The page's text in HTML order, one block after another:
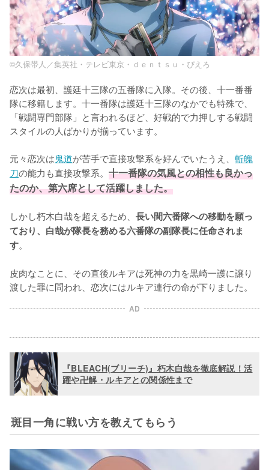
©久保帯人／集英社・テレビ東京・ｄｅｎｔｓｕ・ぴえろ
恋次は最初、護廷十三隊の五番隊に入隊。その後、十一番番
隊に移籍します。十一番隊は護廷十三隊のなかでも特殊で、
「戦闘専門部隊」と言われるほど、好戦的で力押しする戦闘
スタイルの人ばかりが揃っています。
元々恋次は鬼道が苦手で直接攻撃系を好んでいたうえ、 斬魄
刀の能力も直接攻撃系。 十一番隊の気風との相性も良かっ
たのか、第六席として活躍しました。
しかし朽木白哉を超えるため、 長い間六番隊への移動を願っ
ており、白哉が隊長を務める六番隊の副隊長に任命されま
す。
皮肉なことに、その直後ルキアは死神の力を黒崎一護に譲り
渡した罪に問われ、恋次にはルキア連行の命が下りました。
AD
『BLEACH(ブリーチ)』朽木白哉を徹底解説！活
躍や卍解・ルキアとの関係性まで
斑目一角に戦い方を教えてもらう